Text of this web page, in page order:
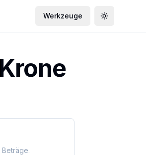
Werkzeuge Toggle